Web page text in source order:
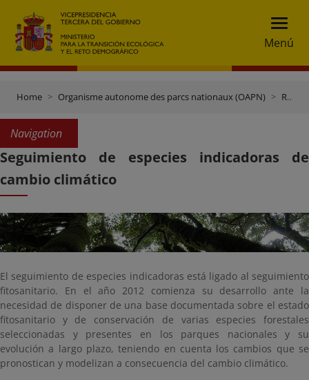
Menú
Home Organisme autonome des parcs nationaux (OAPN) Réseau des parcs nationaux
Navigation
Seguimiento de especies indicadoras de
cambio climático
El seguimiento de especies indicadoras está ligado al seguimiento
fitosanitario. En el año 2012 comienza su desarrollo ante la
necesidad de disponer de una base documentada sobre el estado
fitosanitario y de conservación de varias especies forestales
seleccionadas y presentes en los parques nacionales y su
evolución a largo plazo, teniendo en cuenta los cambios que se
pronostican y modelizan a consecuencia del cambio climático.